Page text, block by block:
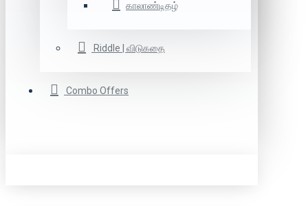
காலாண்டிதழ்
Riddle | விடுகதை
Combo Offers